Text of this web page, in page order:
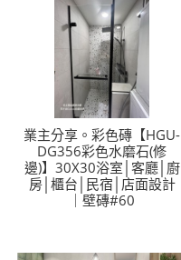
業主分享。彩色磚【HGU-
DG356彩色水磨石(修
邊)】30X30浴室│客廳│廚
房│櫃台│民宿│店面設計
｜壁磚#60